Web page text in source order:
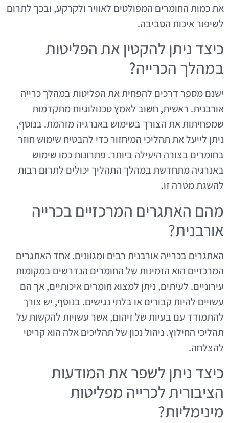
את כמות החומרים המפולטים לאוויר ולקרקע, ובכך לתרום
לשיפור איכות הסביבה.
כיצד ניתן להקטין את הפליטות
במהלך הכרייה?
ישנם מספר דרכים להפחית את הפליטות במהלך כרייה
אורבנית. ראשית, חשוב לאמץ טכנולוגיות מתקדמות
שמפחיתות את הצורך בשימוש באנרגיה מזהמת. בנוסף,
ניתן לייעל את תהליכי המיחזור כדי להבטיח שימוש חוזר
בחומרים בצורה היעילה ביותר. פתרונות כמו שימוש
באנרגיה מתחדשת במהלך התהליך יכולים לתרום רבות
להשגת מטרה זו.
מהם האתגרים המרכזיים בכרייה
אורבנית?
האתגרים בכרייה אורבנית רבים ומגוונים. אחד האתגרים
המרכזיים הוא הזמינות של החומרים הנדרשים במקומות
עירוניים. לעיתים, ניתן למצוא חומרים איכותיים, אך הם
עשויים להיות קבורים או בלתי נגישים. בנוסף, יש צורך
להתמודד עם בעיות של זיהום, אשר עשויות להקשות על
תהליכי החילוץ. ניהול נכון של תהליכים אלה הוא קריטי
להצלחה.
כיצד ניתן לשפר את המודעות
הציבורית לכרייה מפליטות
מינימליות?